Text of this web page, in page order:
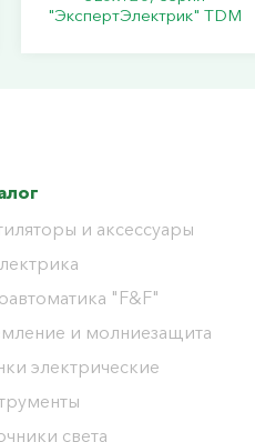
"ЭкспертЭлектрик" TDM
и аксессуары
"F&F"
и молниезащита
электрические
света